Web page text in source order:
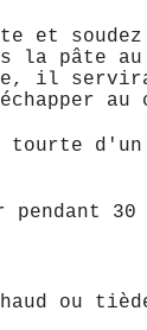
et
la pâte
il servira
au
tourte
pendant 30
ou